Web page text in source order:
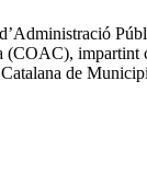
impartint
de